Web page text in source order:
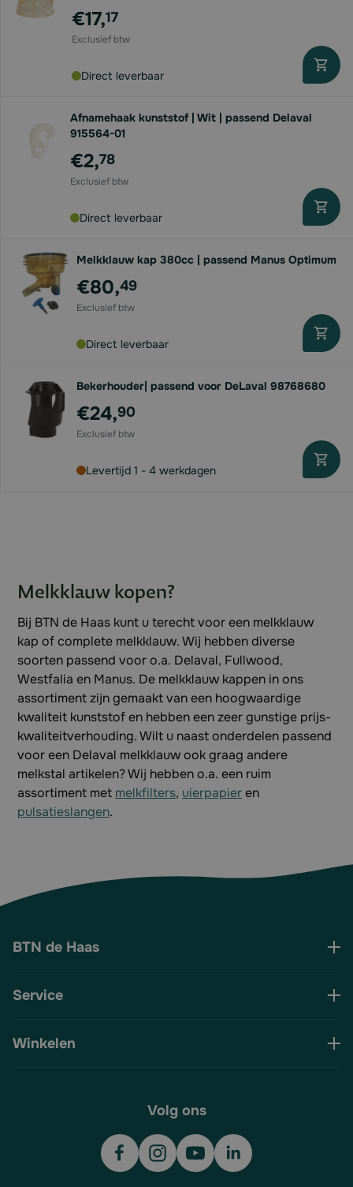
€17,17
Direct leverbaar
Afnamehaak kunststof | Wit | passend Delaval
915564-01
€2,78
Direct leverbaar
Melkklauw kap 380cc | passend Manus Optimum
€80,49
Direct leverbaar
Bekerhouder| passend voor DeLaval 98768680
€24,90
Levertijd 1 - 4 werkdagen
Melkklauw kopen?
Bij BTN de Haas kunt u terecht voor een melkklauw
kap of complete melkklauw. Wij hebben diverse
soorten passend voor o.a. Delaval, Fullwood,
Westfalia en Manus. De melkklauw kappen in ons
assortiment zijn gemaakt van een hoogwaardige
kwaliteit kunststof en hebben een zeer gunstige prijs-
kwaliteitverhouding. Wilt u naast onderdelen passend
voor een Delaval melkklauw ook graag andere
melkstal artikelen? Wij hebben o.a. een ruim
assortiment met melkfilters, uierpapieren
pulsatieslangen.
BTN de Haas
Service
Winkelen
Volg ons